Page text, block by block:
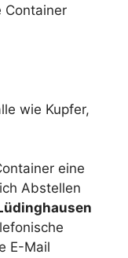
Container
wie Kupfer,
eine
Abstellen
E-Mail